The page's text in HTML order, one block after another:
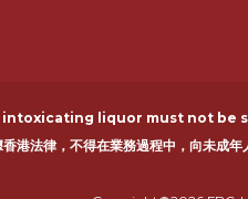
liquor must not be
港法律，不得在業務過程中，向未成